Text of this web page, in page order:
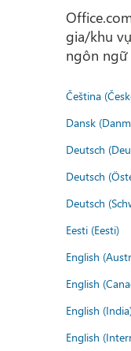
gia/khu
ngôn ngữ
Čeština
Dansk
Deutsch
Deutsch
Deutsch
Eesti (Eesti)
English
English
English
English